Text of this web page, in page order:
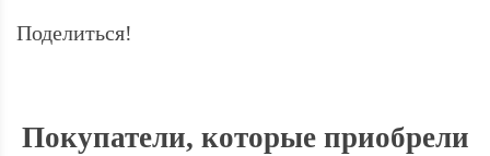
Поделиться!
Покупатели, которые приобрели